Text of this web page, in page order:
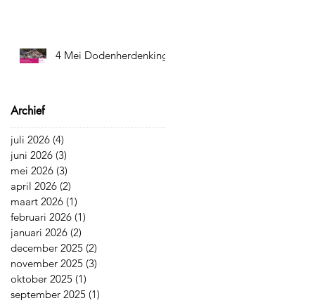
4 Mei Dodenherdenking
Archief
juli 2026 (4)
juni 2026 (3)
mei 2026 (3)
april 2026 (2)
maart 2026 (1)
februari 2026 (1)
januari 2026 (2)
december 2025 (2)
november 2025 (3)
oktober 2025 (1)
september 2025 (1)